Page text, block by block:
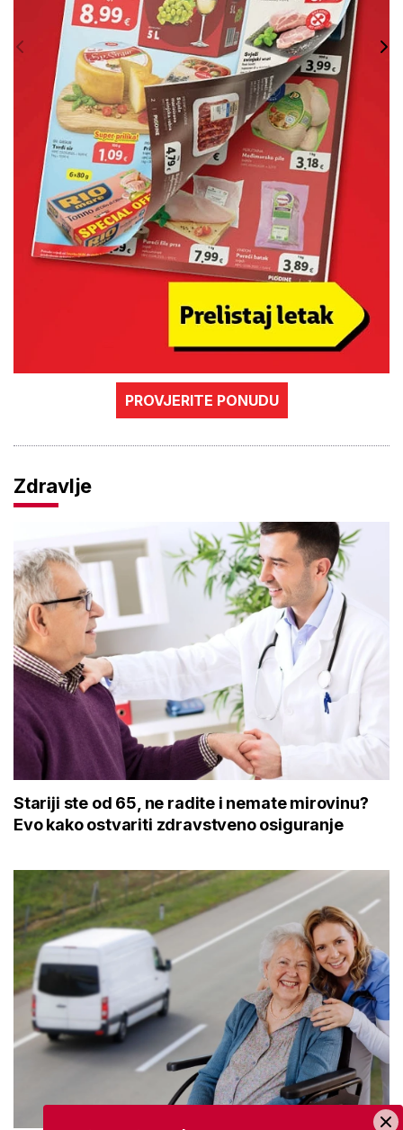
PROVJERITE PONUDU
Zdravlje
Stariji ste od 65, ne radite i nemate mirovinu?
Evo kako ostvariti zdravstveno osiguranje